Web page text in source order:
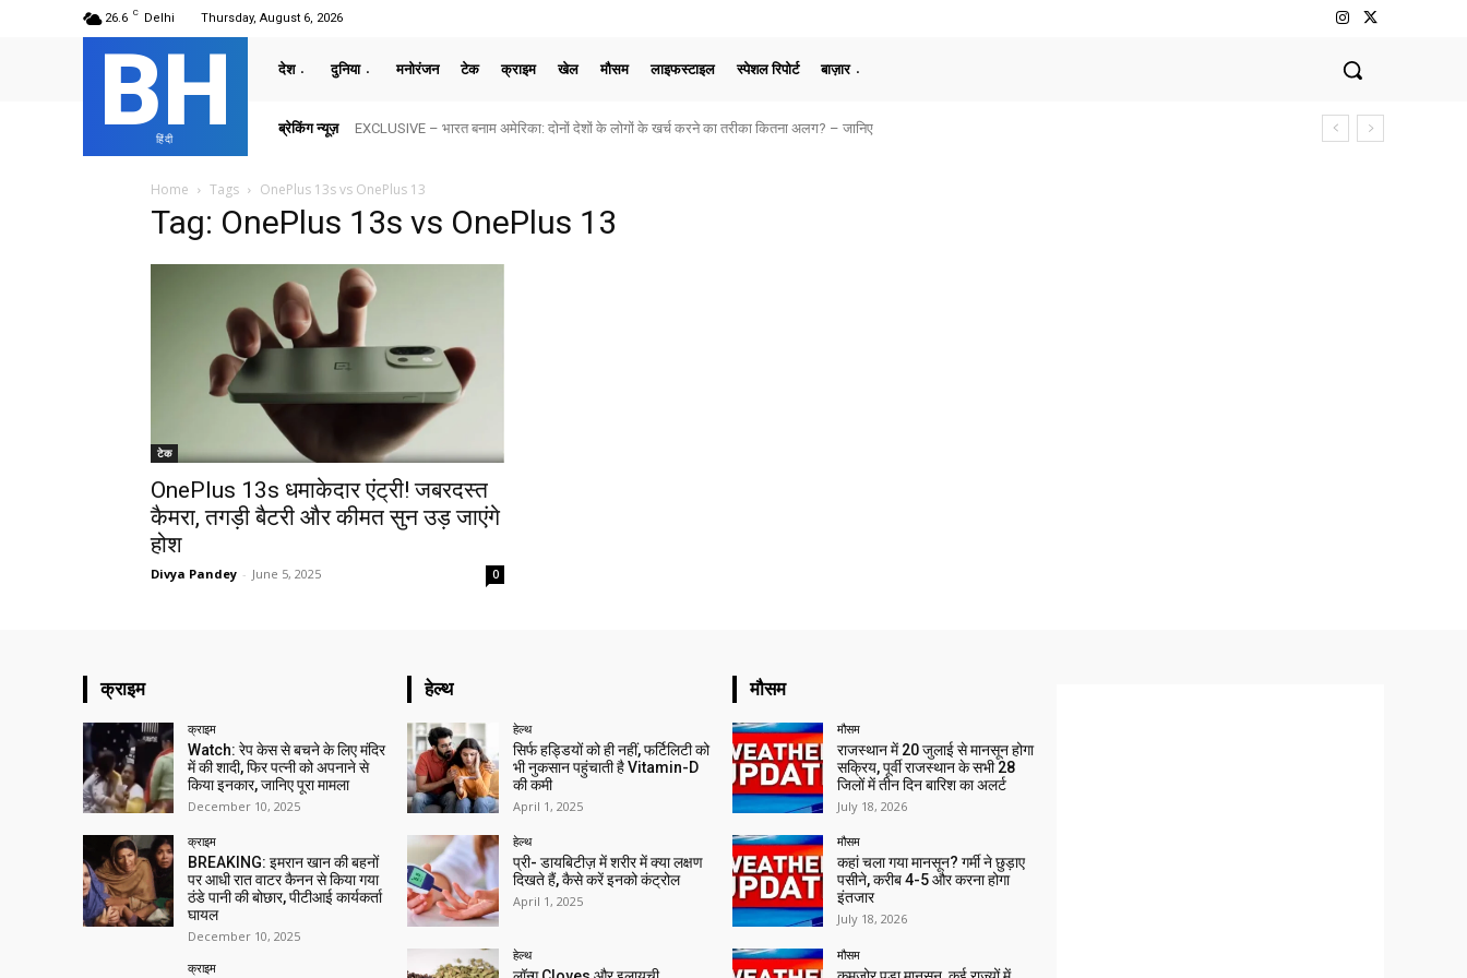
26.6 C Delhi Thursday, August 6, 2026
BH
हिंदी
देश दुनिया मनोरंजन टेक क्राइम खेल मौसम लाइफस्टाइल स्पेशल रिपोर्ट बाज़ार
ब्रेकिंग न्यूज़ EXCLUSIVE – भारत बनाम अमेरिका: दोनों देशों के लोगों के खर्च करने का तरीका कितना अलग? – जानिए
Home Tags OnePlus 13s vs OnePlus 13
Tag: OnePlus 13s vs OnePlus 13
टेक
OnePlus 13s धमाकेदार एंट्री! जबरदस्त
कैमरा, तगड़ी बैटरी और कीमत सुन उड़ जाएंगे
होश
Divya Pandey - June 5, 2025 0
क्राइम
क्राइम
Watch: रेप केस से बचने के लिए मंदिर
में की शादी, फिर पत्नी को अपनाने से
किया इनकार, जानिए पूरा मामला
December 10, 2025
क्राइम
BREAKING: इमरान खान की बहनों
पर आधी रात वाटर कैनन से किया गया
ठंडे पानी की बोछार, पीटीआई कार्यकर्ता
घायल
December 10, 2025
क्राइम
हेल्थ
हेल्थ
सिर्फ हड्डियों को ही नहीं, फर्टिलिटी को
भी नुकसान पहुंचाती है Vitamin-D
की कमी
April 1, 2025
हेल्थ
प्री- डायबिटीज़ में शरीर में क्या लक्षण
दिखते हैं, कैसे करें इनको कंट्रोल
April 1, 2025
हेल्थ
मौसम
मौसम
राजस्थान में 20 जुलाई से मानसून होगा
सक्रिय, पूर्वी राजस्थान के सभी 28
जिलों में तीन दिन बारिश का अलर्ट
July 18, 2026
मौसम
कहां चला गया मानसून? गर्मी ने छुड़ाए
पसीने, करीब 4-5 और करना होगा
इंतजार
July 18, 2026
मौसम